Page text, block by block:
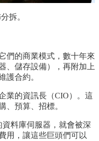
拆。
們的商業模式，數十年來
、儲存設備），再附加上
護合約。
業的資訊長（CIO）。這
、預算、招標。
料庫伺服器，就會被深
用，讓這些巨頭們可以